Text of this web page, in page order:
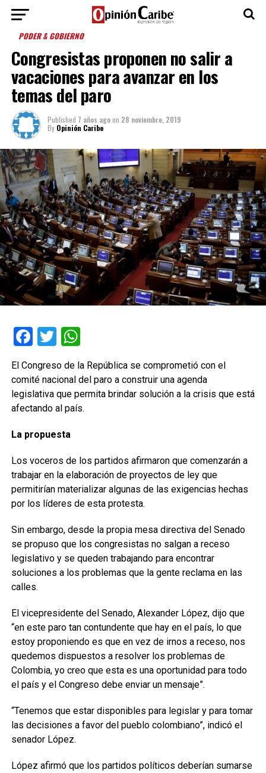
PODER & GOBIERNO
Congresistas proponen no salir a
vacaciones para avanzar en los
temas del paro
Published 7 años agoon 28 noviembre, 2019
By Opinión Caribe
Facebook
TwitterWhatsApp
El Congreso de la República se comprometió con el
comité nacional del paro a construir una agenda
legislativa que permita brindar solución a la crisis que está
afectando al país.
La propuesta
Los voceros de los partidos afirmaron que comenzarán a
trabajar en la elaboración de proyectos de ley que
permitirían materializar algunas de las exigencias hechas
por los líderes de esta protesta.
Sin embargo, desde la propia mesa directiva del Senado
se propuso que los congresistas no salgan a receso
legislativo y se queden trabajando para encontrar
soluciones a los problemas que la gente reclama en las
calles.
El vicepresidente del Senado, Alexander López, dijo que
“en este paro tan contundente que hay en el país, lo que
estoy proponiendo es que en vez de irnos a receso, nos
quedemos dispuestos a resolver los problemas de
Colombia, yo creo que esta es una oportunidad para todo
el país y el Congreso debe enviar un mensaje”.
“Tenemos que estar disponibles para legislar y para tomar
las decisiones a favor del pueblo colombiano”, indicó el
senador López.
López afirmó que los partidos políticos deberían sumarse